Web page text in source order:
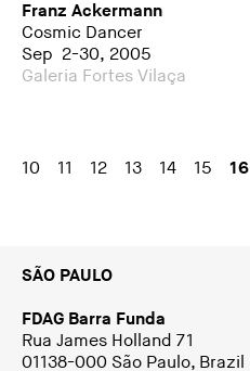
Franz Ackermann
Cosmic Dancer
Sep 2-30, 2005
Galeria Fortes Vilaça
10 11 12 13 14 15 16
SÃO PAULO
FDAG Barra Funda
Rua James Holland 71
01138-000 São Paulo, Brazil